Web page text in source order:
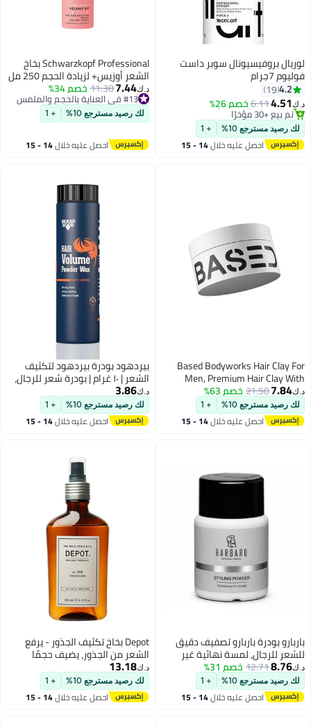
لوريال بروفيسيونال سوبر داست
فوليوم 7جرام
4.2
19
د.ك‏4.51
6.11خصم 26%
#14 في العناية بالحجم والملمس
أقل سعر في 30 يوم
تم بيع +30 مؤخرًا
#14 في العناية بالحجم والملمس
لك رصيد مسترجع 10% + 1
احصل عليه خلال 14 - 15
Schwarzkopf Professional بخاخ
الشعر أوزيس+ لزيادة الحجم 250 مل
د.ك‏7.44
11.30خصم 34% #13 في العناية بالحجم والملمس
تم بيع +30 مؤخرًا
#13 في العناية بالحجم والملمس
لك رصيد مسترجع 10% + 1
احصل عليه خلال 14 - 15
Based Bodyworks Hair Clay For
Men, Premium Hair Clay With
Strong Hold, Texturizing Finish &
Zero Shine, Styling Clay For
Medium, Thick, Straight, Or Wavy
Hair, Santal Sandalwood Fragrance
د.ك‏7.84
21.50خصم 63%
لك رصيد مسترجع 10% + 1
احصل عليه خلال 14 - 15
بيردهود بودرة بيردهود لتكثيف
الشعر | ١٠ غرام | بودرة شعر للرجال،
بودرة شمع للشعر، تثبيت قوي،
لمسة نهائية غير لامعة، بودرة
تصفيف طبيعية وخالية من السموم،
لجميع أنواع الشعر، نباتية، غير دهنية
د.ك‏3.86
لك رصيد مسترجع 10% + 1
احصل عليه خلال 14 - 15
باربارو بودرة باربارو تصفيف دقيق
للشعر للرجال، لمسة نهائية غير
لامعة، تصفيف طوال اليوم، غير
مرئي، خفيفة الوزن، غير لاصقة،
سهلة الاستخدام، 20 جم
د.ك‏8.76
12.71خصم 31%
لك رصيد مسترجع 10% + 1
احصل عليه خلال 14 - 15
Depot بخاخ تكثيف الجذور - يرفع
الشعر من الجذور، يضيف حجمًا
ويخلق مظهرًا أكثر امتلاءً دون بقايا
لزجة (200 مل)
د.ك‏13.18
لك رصيد مسترجع 10% + 1
احصل عليه خلال 14 - 15